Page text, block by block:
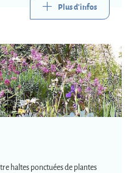
Plus d'infos
haltes ponctuées de plantes